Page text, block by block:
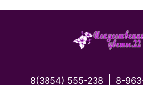
8(3854) 555-238 8-